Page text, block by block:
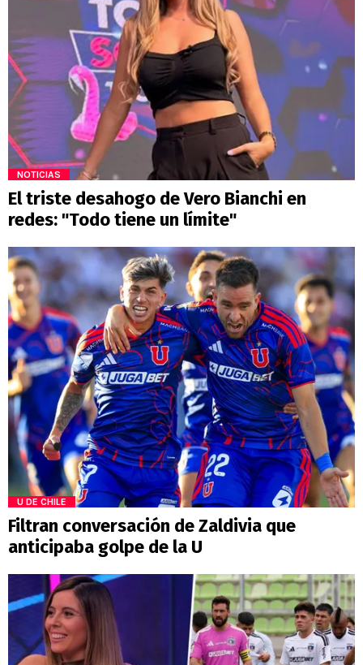
NOTICIAS
El triste desahogo de Vero Bianchi en
redes: "Todo tiene un límite"
U DE CHILE
Filtran conversación de Zaldivia que
anticipaba golpe de la U